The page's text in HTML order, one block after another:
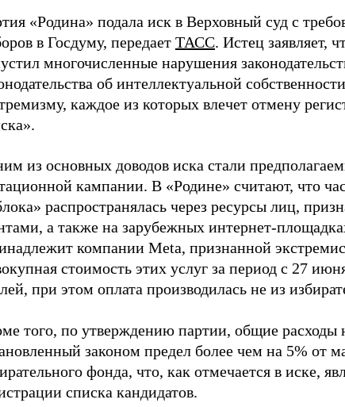
«Родина» подала иск в Верховный суд с
в Госдуму, передает ТАСС. Истец заявляет,
многочисленные нарушения
об интеллектуальной
каждое из которых влечет отмену
из основных доводов иска стали
кампании. В «Родине» считают, что
распространялась через ресурсы лиц,
а также на зарубежных интернет-
компании Meta, признанной
стоимость этих услуг за период с 27
при этом оплата производилась не из
того, по утверждению партии, общие расходы
законом предел более чем на 5% от
фонда, что, как отмечается в иске,
списка кандидатов.